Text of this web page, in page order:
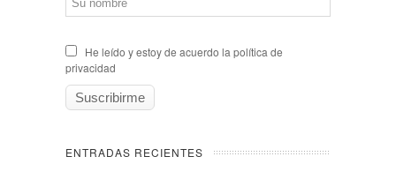
He leído y estoy de acuerdo la política de
privacidad
ENTRADAS RECIENTES